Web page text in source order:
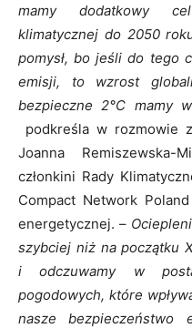
mamy dodatkowy
klimatycznej do 2050
pomysł, bo jeśli do tego
emisji, to wzrost
bezpieczne 2°C mamy
podkreśla w rozmowie
Joanna Remiszewska-
członkini Rady
Compact Network
energetycznej. –
szybciej niż na początku
i odczuwamy w
pogodowych, które
nasze bezpieczeństwo